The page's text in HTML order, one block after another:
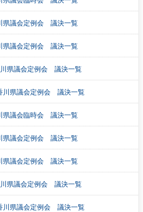
県議会定例会 議決一覧
県議会定例会 議決一覧
県議会定例会 議決一覧
県議会定例会 議決一覧
県議会臨時会 議決一覧
県議会定例会 議決一覧
県議会定例会 議決一覧
県議会定例会 議決一覧
県議会定例会 議決一覧